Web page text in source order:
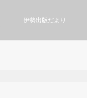
伊勢出版だより